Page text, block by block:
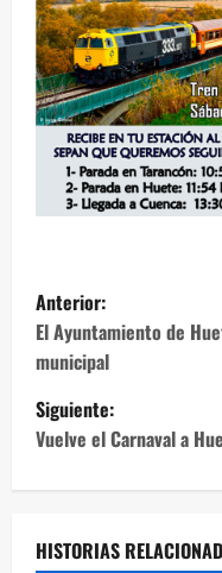
N
a
v
e
g
a
Anterior:
El Ayuntamiento de
municipal
Siguiente:
Vuelve el Carnaval a
HISTORIAS